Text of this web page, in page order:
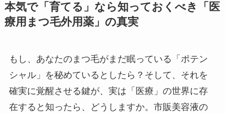
本気で「育てる」なら知っておくべき「医
療用まつ毛外用薬」の真実
もし、あなたのまつ毛がまだ眠っている「ポテン
シャル」を秘めているとしたら？そして、それを
確実に覚醒させる鍵が、実は「医療」の世界に存
在すると知ったら、どうしますか。市販美容液の